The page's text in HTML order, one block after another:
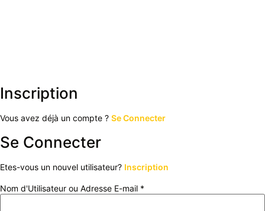
Inscription
Vous avez déjà un compte ? Se Connecter
Se Connecter
Etes-vous un nouvel utilisateur? Inscription
Nom d'Utilisateur ou Adresse E-mail *